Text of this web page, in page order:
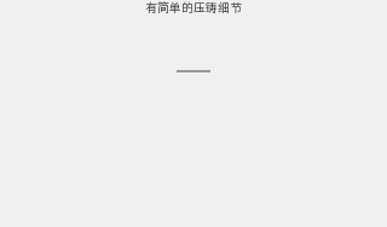
有简单的压铸细节